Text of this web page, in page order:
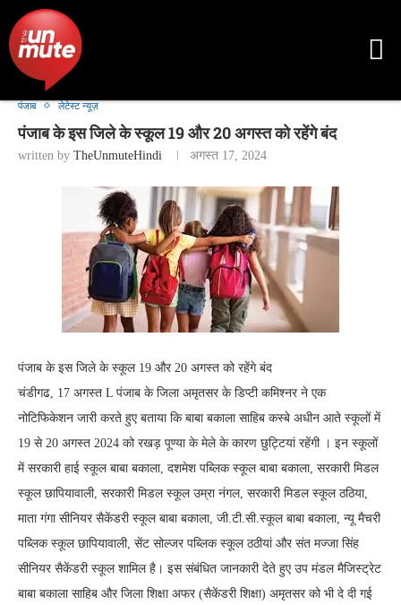
पंजाब लेटेस्ट न्यूज़
पंजाब के इस जिले के स्कूल 19 और 20 अगस्त को रहेंगे बंद
written by TheUnmuteHindi अगस्त 17, 2024
पंजाब के इस जिले के स्कूल 19 और 20 अगस्त को रहेंगे बंद
चंडीगढ, 17 अगस्त L पंजाब के जिला अमृतसर के डिप्टी कमिश्नर ने एक
नोटिफिकेशन जारी करते हुए बताया कि बाबा बकाला साहिब कस्बे अधीन आते स्कूलों में
19 से 20 अगस्त 2024 को रखड़ पूण्या के मेले के कारण छुट्टियां रहेंगी । इन स्कूलों
में सरकारी हाई स्कूल बाबा बकाला, दशमेश पब्लिक स्कूल बाबा बकाला, सरकारी मिडल
स्कूल छापियावाली, सरकारी मिडल स्कूल उम्रा नंगल, सरकारी मिडल स्कूल ठठिया,
माता गंगा सीनियर सैकेंडरी स्कूल बाबा बकाला, जी.टी.सी.स्कूल बाबा बकाला, न्यू मैचरी
पब्लिक स्कूल छापियावाली, सेंट सोल्जर पब्लिक स्कूल ठठीयां और संत मज्जा सिंह
सीनियर सैकेंडरी स्कूल शामिल है। इस संबंधित जानकारी देते हुए उप मंडल मैजिस्ट्रेट
बाबा बकाला साहिब और जिला शिक्षा अफर (सैकेंडरी शिक्षा) अमृतसर को भी दे दी गई